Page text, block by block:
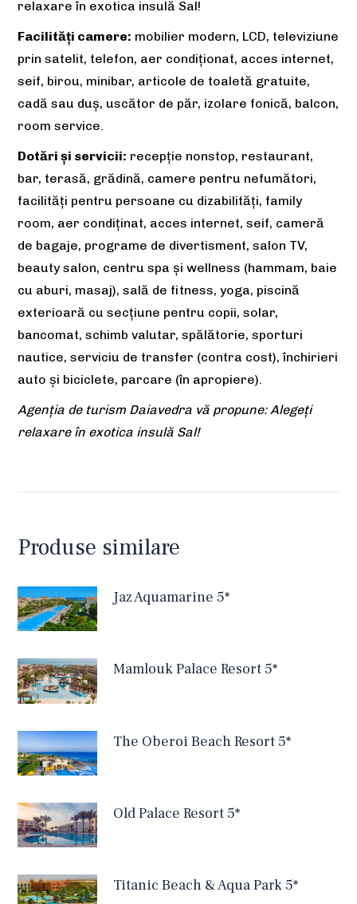
relaxare în exotica insulă Sal!
Facilități camere: mobilier modern, LCD, televiziune
prin satelit, telefon, aer condiţionat, acces internet,
seif, birou, minibar, articole de toaletă gratuite,
cadă sau duş, uscător de păr, izolare fonică, balcon,
room service.
Dotări și servicii: recepție nonstop, restaurant,
bar, terasă, grădină, camere pentru nefumători,
facilităţi pentru persoane cu dizabilități, family
room, aer condiținat, acces internet, seif, cameră
de bagaje, programe de divertisment, salon TV,
beauty salon, centru spa și wellness (hammam, baie
cu aburi, masaj), sală de fitness, yoga, piscină
exterioară cu secțiune pentru copii, solar,
bancomat, schimb valutar, spălătorie, sporturi
nautice, serviciu de transfer (contra cost), închirieri
auto și biciclete, parcare (în apropiere).
Agenția de turism Daiavedra vă propune: Alegeți
relaxare în exotica insulă Sal!
Produse similare
Jaz Aquamarine 5*
Mamlouk Palace Resort 5*
The Oberoi Beach Resort 5*
Old Palace Resort 5*
Titanic Beach & Aqua Park 5*